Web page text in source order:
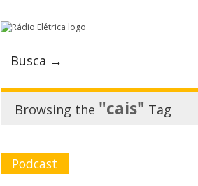
Busca →
Browsing the "cais" Tag
Podcast